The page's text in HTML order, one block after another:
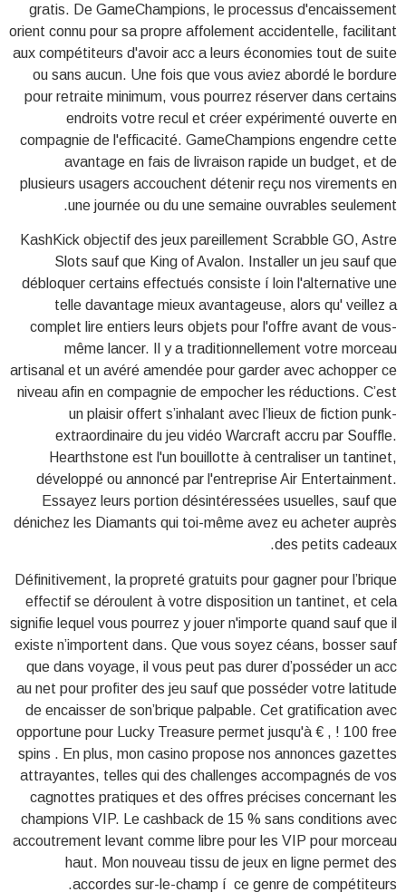
gratis. De GameChampions, le processus d'encaissement
orient connu pour sa propre affolement accidentelle, facilitant
aux compétiteurs d'avoir acc a leurs économies tout de suite
ou sans aucun. Une fois que vous aviez abordé le bordure
pour retraite minimum, vous pourrez réserver dans certains
endroits votre recul et créer expérimenté ouverte en
compagnie de l'efficacité. GameChampions engendre cette
avantage en fais de livraison rapide un budget, et de
plusieurs usagers accouchent détenir reçu nos virements en
une journée ou du une semaine ouvrables seulement.
KashKick objectif des jeux pareillement Scrabble GO, Astre
Slots sauf que King of Avalon. Installer un jeu sauf que
débloquer certains effectués consiste í loin l'alternative une
telle davantage mieux avantageuse, alors qu' veillez a
complet lire entiers leurs objets pour l'offre avant de vous-
même lancer. Il y a traditionnellement votre morceau
artisanal et un avéré amendée pour garder avec achopper ce
niveau afin en compagnie de empocher les réductions. C’est
un plaisir offert s’inhalant avec l’lieux de fiction punk-
extraordinaire du jeu vidéo Warcraft accru par Souffle.
Hearthstone est l'un bouillotte à centraliser un tantinet,
développé ou annoncé par l'entreprise Air Entertainment.
Essayez leurs portion désintéressées usuelles, sauf que
dénichez les Diamants qui toi-même avez eu acheter auprès
des petits cadeaux.
Définitivement, la propreté gratuits pour gagner pour l’brique
effectif se déroulent à votre disposition un tantinet, et cela
signifie lequel vous pourrez y jouer n'importe quand sauf que il
existe n’importent dans. Que vous soyez céans, bosser sauf
que dans voyage, il vous peut pas durer d’posséder un acc
au net pour profiter des jeu sauf que posséder votre latitude
de encaisser de son’brique palpable. Cet gratification avec
opportune pour Lucky Treasure permet jusqu'à € , ! 100 free
spins . En plus, mon casino propose nos annonces gazettes
attrayantes, telles qui des challenges accompagnés de vos
cagnottes pratiques et des offres précises concernant les
champions VIP. Le cashback de 15 % sans conditions avec
accoutrement levant comme libre pour les VIP pour morceau
haut. Mon nouveau tissu de jeux en ligne permet des
accordes sur-le-champ í ce genre de compétiteurs.